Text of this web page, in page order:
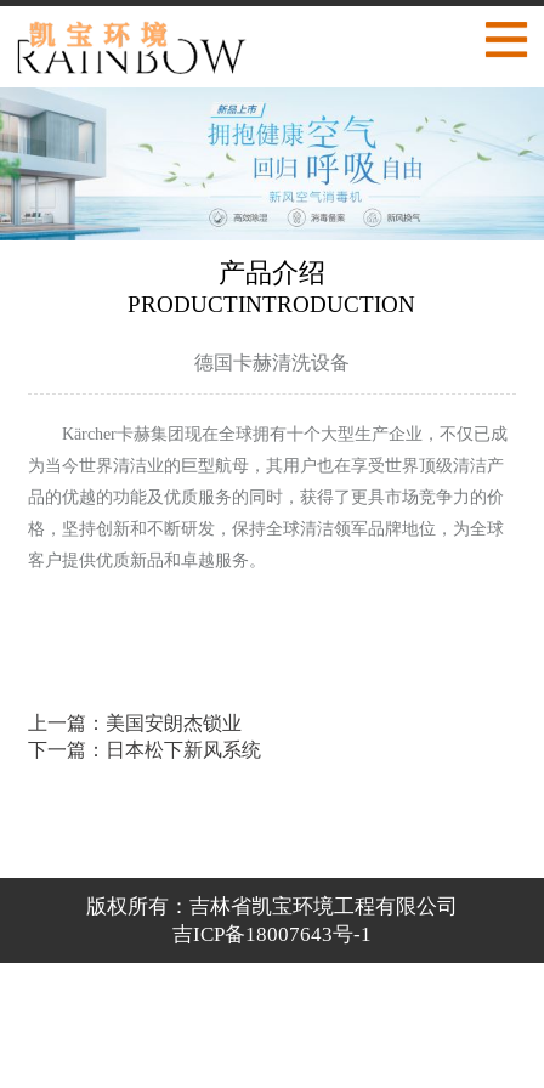
产品介绍
PRODUCTINTRODUCTION
德国卡赫清洗设备
Kärcher卡赫集团现在全球拥有十个大型生产企业，不仅已成
为当今世界清洁业的巨型航母，其用户也在享受世界顶级清洁产
品的优越的功能及优质服务的同时，获得了更具市场竞争力的价
格，坚持创新和不断研发，保持全球清洁领军品牌地位，为全球
客户提供优质新品和卓越服务。
上一篇： 美国安朗杰锁业
下一篇： 日本松下新风系统
版权所有：吉林省凯宝环境工程有限公司
吉ICP备18007643号-1